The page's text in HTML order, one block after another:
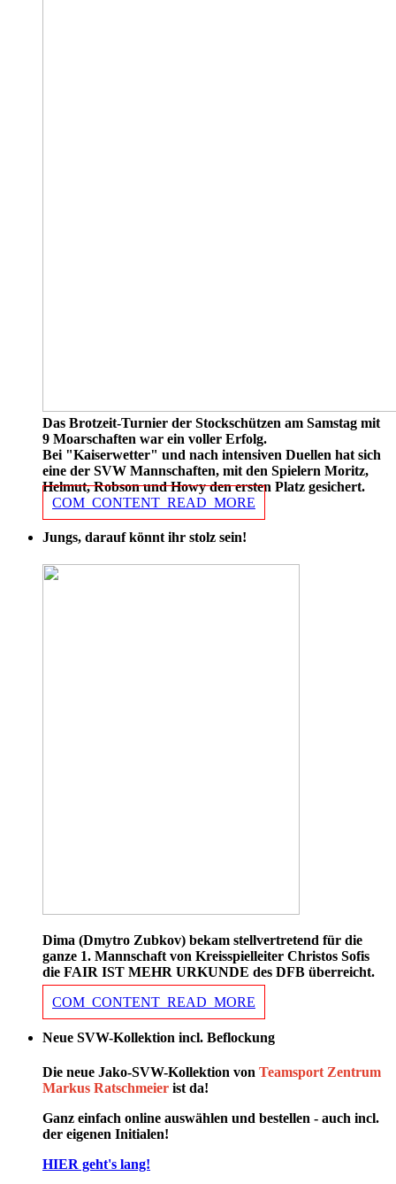
Das Brotzeit-Turnier der Stockschützen am Samstag mit
9 Moarschaften war ein voller Erfolg.
Bei "Kaiserwetter" und nach intensiven Duellen hat sich
eine der SVW Mannschaften, mit den Spielern Moritz,
Helmut, Robson und Howy den ersten Platz gesichert.
COM_CONTENT_READ_MORE
Jungs, darauf könnt ihr stolz sein!
Dima (Dmytro Zubkov) bekam stellvertretend für die
ganze 1. Mannschaft von Kreisspielleiter Christos Sofis
die FAIR IST MEHR URKUNDE des DFB überreicht.
COM_CONTENT_READ_MORE
Neue SVW-Kollektion incl. Beflockung
Die neue Jako-SVW-Kollektion von Teamsport Zentrum
Markus Ratschmeier ist da!
Ganz einfach online auswählen und bestellen - auch incl.
der eigenen Initialen!
HIER geht's lang!